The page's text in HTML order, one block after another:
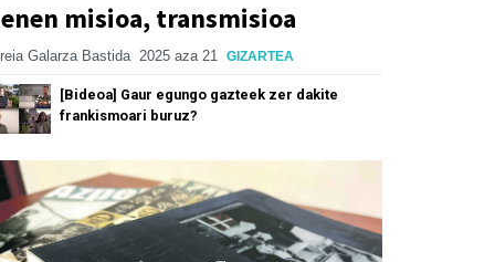
misioa, transmisioa
Galarza Bastida 2025 aza 21 GIZARTEA
[Bideoa] Gaur egungo gazteek zer dakite
frankismoari buruz?